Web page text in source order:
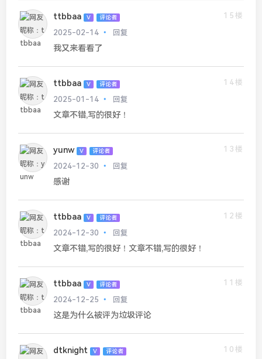
ttbbaa V 评论者
15楼
2025-02-14
回复
我又来看看了
ttbbaa V 评论者
14楼
2025-01-14
回复
文章不错,写的很好！
yunw V 评论者
13楼
2024-12-30
回复
感谢
ttbbaa V 评论者
12楼
2024-12-30
回复
文章不错,写的很好！文章不错,写的很好！
ttbbaa V 评论者
11楼
2024-12-25
回复
这是为什么被评为垃圾评论
dtknight V 评论者
10楼